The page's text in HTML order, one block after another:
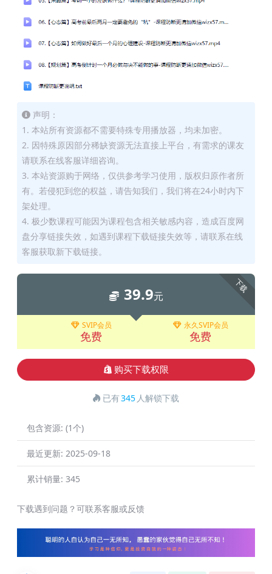
声明：
1. 本站所有资源都不需要特殊专用播放器，均未加密。
2. 因特殊原因部分稀缺资源无法直接上平台，有需求的课友
请联系在线客服详细咨询。
3. 本站资源购于网络，仅供参考学习使用，版权归原作者所
有。若侵犯到您的权益，请告知我们，我们将在24小时内下
架处理。
4. 极少数课程可能因为课程包含相关敏感内容，造成百度网
盘分享链接失效，如遇到课程下载链接失效等，请联系在线
客服获取新下载链接。
下载
39.9元
SVIP会员
免费
永久SVIP会员
免费
购买下载权限
已有345 人解锁下载
包含资源: (1个)
最近更新: 2025-09-18
累计销量: 345
下载遇到问题？可联系客服或反馈